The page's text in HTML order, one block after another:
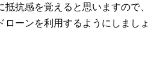
抵抗感を覚えると思いますので、
ローンを利用するようにしましょ